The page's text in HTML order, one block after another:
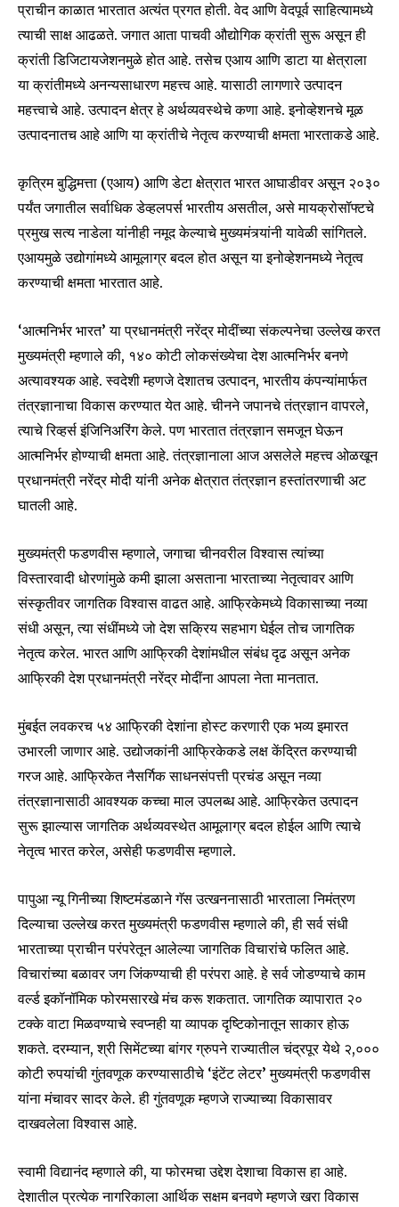
प्राचीन काळात भारतात अत्यंत प्रगत होती. वेद आणि वेदपूर्व साहित्यामध्ये
त्याची साक्ष आढळते. जगात आता पाचवी औद्योगिक क्रांती सुरू असून ही
क्रांती डिजिटायजेशनमुळे होत आहे. तसेच एआय आणि डाटा या क्षेत्राला
या क्रांतीमध्ये अनन्यसाधारण महत्त्व आहे. यासाठी लागणारे उत्पादन
महत्त्वाचे आहे. उत्पादन क्षेत्र हे अर्थव्यवस्थेचे कणा आहे. इनोव्हेशनचे मूळ
उत्पादनातच आहे आणि या क्रांतीचे नेतृत्व करण्याची क्षमता भारताकडे आहे.
कृत्रिम बुद्धिमत्ता (एआय) आणि डेटा क्षेत्रात भारत आघाडीवर असून २०३०
पर्यंत जगातील सर्वाधिक डेव्हलपर्स भारतीय असतील, असे मायक्रोसॉफ्टचे
प्रमुख सत्य नाडेला यांनीही नमूद केल्याचे मुख्यमंत्र्यांनी यावेळी सांगितले.
एआयमुळे उद्योगांमध्ये आमूलाग्र बदल होत असून या इनोव्हेशनमध्ये नेतृत्व
करण्याची क्षमता भारतात आहे.
‘आत्मनिर्भर भारत’ या प्रधानमंत्री नरेंद्र मोदींच्या संकल्पनेचा उल्लेख करत
मुख्यमंत्री म्हणाले की, १४० कोटी लोकसंख्येचा देश आत्मनिर्भर बनणे
अत्यावश्यक आहे. स्वदेशी म्हणजे देशातच उत्पादन, भारतीय कंपन्यांमार्फत
तंत्रज्ञानाचा विकास करण्यात येत आहे. चीनने जपानचे तंत्रज्ञान वापरले,
त्याचे रिव्हर्स इंजिनिअरिंग केले. पण भारतात तंत्रज्ञान समजून घेऊन
आत्मनिर्भर होण्याची क्षमता आहे. तंत्रज्ञानाला आज असलेले महत्त्व ओळखून
प्रधानमंत्री नरेंद्र मोदी यांनी अनेक क्षेत्रात तंत्रज्ञान हस्तांतरणाची अट
घातली आहे.
मुख्यमंत्री फडणवीस म्हणाले, जगाचा चीनवरील विश्वास त्यांच्या
विस्तारवादी धोरणांमुळे कमी झाला असताना भारताच्या नेतृत्वावर आणि
संस्कृतीवर जागतिक विश्वास वाढत आहे. आफ्रिकेमध्ये विकासाच्या नव्या
संधी असून, त्या संधींमध्ये जो देश सक्रिय सहभाग घेईल तोच जागतिक
नेतृत्व करेल. भारत आणि आफ्रिकी देशांमधील संबंध दृढ असून अनेक
आफ्रिकी देश प्रधानमंत्री नरेंद्र मोदींना आपला नेता मानतात.
मुंबईत लवकरच ५४ आफ्रिकी देशांना होस्ट करणारी एक भव्य इमारत
उभारली जाणार आहे. उद्योजकांनी आफ्रिकेकडे लक्ष केंद्रित करण्याची
गरज आहे. आफ्रिकेत नैसर्गिक साधनसंपत्ती प्रचंड असून नव्या
तंत्रज्ञानासाठी आवश्यक कच्चा माल उपलब्ध आहे. आफ्रिकेत उत्पादन
सुरू झाल्यास जागतिक अर्थव्यवस्थेत आमूलाग्र बदल होईल आणि त्याचे
नेतृत्व भारत करेल, असेही फडणवीस म्हणाले.
पापुआ न्यू गिनीच्या शिष्टमंडळाने गॅस उत्खननासाठी भारताला निमंत्रण
दिल्याचा उल्लेख करत मुख्यमंत्री फडणवीस म्हणाले की, ही सर्व संधी
भारताच्या प्राचीन परंपरेतून आलेल्या जागतिक विचारांचे फलित आहे.
विचारांच्या बळावर जग जिंकण्याची ही परंपरा आहे. हे सर्व जोडण्याचे काम
वर्ल्ड इकॉनॉमिक फोरमसारखे मंच करू शकतात. जागतिक व्यापारात २०
टक्के वाटा मिळवण्याचे स्वप्नही या व्यापक दृष्टिकोनातून साकार होऊ
शकते. दरम्यान, श्री सिमेंटच्या बांगर ग्रुपने राज्यातील चंद्रपूर येथे २,०००
कोटी रुपयांची गुंतवणूक करण्यासाठीचे ‘इंटेंट लेटर’ मुख्यमंत्री फडणवीस
यांना मंचावर सादर केले. ही गुंतवणूक म्हणजे राज्याच्या विकासावर
दाखवलेला विश्वास आहे.
स्वामी विद्यानंद म्हणाले की, या फोरमचा उद्देश देशाचा विकास हा आहे.
देशातील प्रत्येक नागरिकाला आर्थिक सक्षम बनवणे म्हणजे खरा विकास